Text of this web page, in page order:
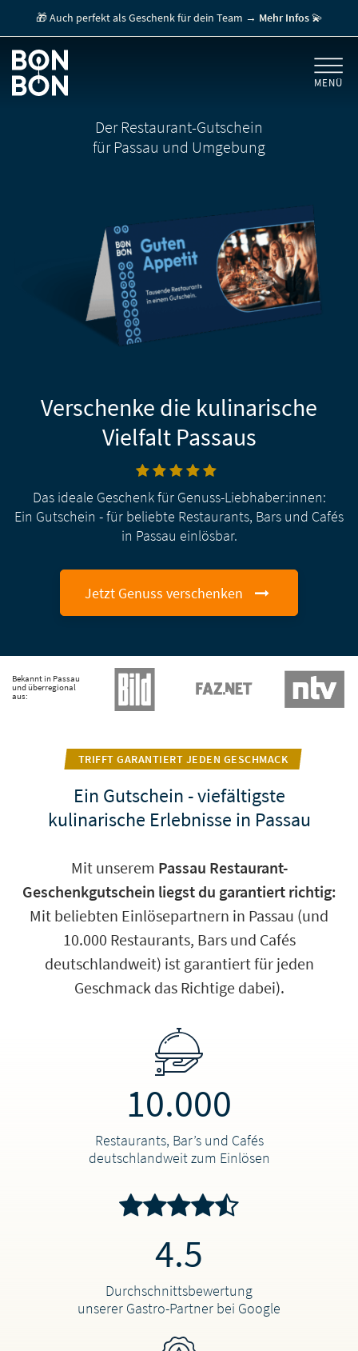
/ MITARBEITERGESCHENK
FÜR GASTRONOMEN
🎁 Auch perfekt als Geschenk für dein Team → Mehr Infos💫
MENÜ
Der Restaurant-Gutschein
für Passau und Umgebung
Verschenke die kulinarische
Vielfalt Passaus
Das ideale Geschenk für Genuss-Liebhaber:innen:
Ein Gutschein - für beliebte Restaurants, Bars und Cafés
in Passau einlösbar.
Jetzt Genuss verschenken
Bekannt in Passau
und überregional
aus:
TRIFFT GARANTIERT JEDEN GESCHMACK
Ein Gutschein - viefältigste
kulinarische Erlebnisse in Passau
Mit unserem Passau Restaurant-
Geschenkgutschein liegst du garantiert richtig:
Mit beliebten Einlösepartnern in Passau (und
10.000 Restaurants, Bars und Cafés
deutschlandweit) ist garantiert für jeden
Geschmack das Richtige dabei).
10.000
Restaurants, Bar’s und Cafés
deutschlandweit zum Einlösen
4.5
Durchschnittsbewertung
unserer Gastro-Partner bei Google